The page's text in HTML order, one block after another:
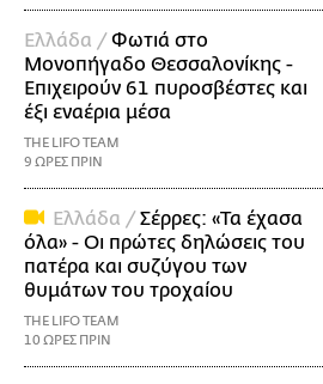
Ελλάδα /Φωτιά στο
Μονοπήγαδο Θεσσαλονίκης -
Επιχειρούν 61 πυροσβέστες και
έξι εναέρια μέσα
THE LIFO TEAM
9 ΩΡΕΣ ΠΡΙΝ
Ελλάδα /Σέρρες: «Τα έχασα
όλα» - Οι πρώτες δηλώσεις του
πατέρα και συζύγου των
θυμάτων του τροχαίου
THE LIFO TEAM
10 ΩΡΕΣ ΠΡΙΝ